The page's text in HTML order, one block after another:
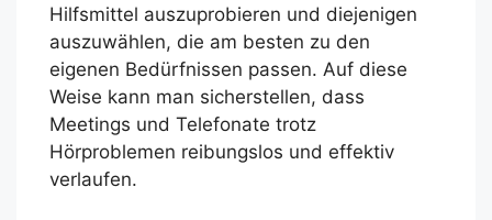
Hilfsmittel auszuprobieren und diejenigen
auszuwählen, die am besten zu den
eigenen Bedürfnissen passen. Auf diese
Weise kann man sicherstellen, dass
Meetings und Telefonate trotz
Hörproblemen reibungslos und effektiv
verlaufen.